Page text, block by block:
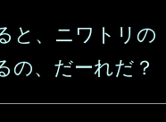
と、ニワトリの
の、だーれだ？